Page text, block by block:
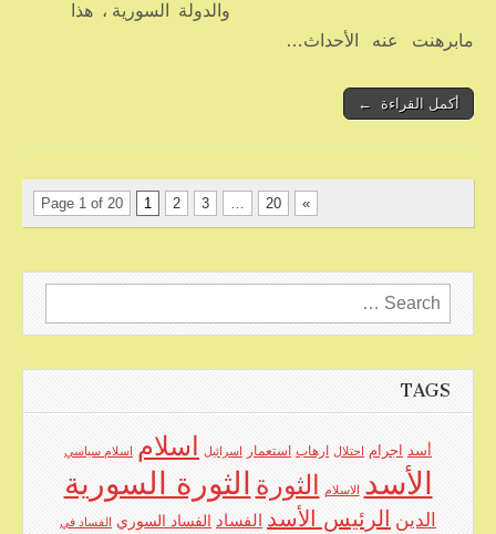
والدولة السورية ، هذا
مابرهنت عنه الأحداث…
أكمل القراءة ←
Page 1 of 20 1 2 3 … 20 »
Search
for:
TAGS
أسد اجرام احتلال ارهاب استعمار اسرائيل اسلام اسلام سياسي
الأسد الاسلام الثورة الثورة السورية
الدين الرئيس الأسد الفساد الفساد السوري الفساد في